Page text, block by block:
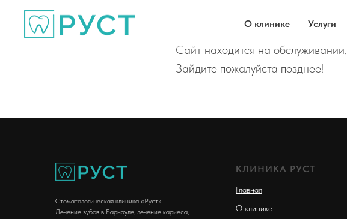
О клинике Услуги
Сайт находится на обслуживании.
Зайдите пожалуйста позднее!
Стоматологическая клиника «Руст»
Лечение зубов в Барнауле, лечение кариеса,
КЛИНИКА РУСТ
Главная
О клинике